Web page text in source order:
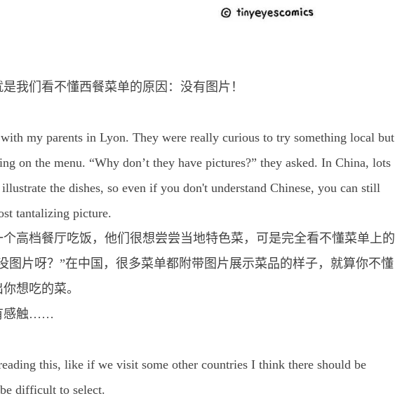
我们看不懂西餐菜单的原因：没有图片！
my parents in Lyon. They were really curious to try something local but
on the menu. “Why don’t they have pictures?” they asked. In China, lots
the dishes, so even if you don't understand Chinese, you can still
tantalizing picture.
高档餐厅吃饭，他们很想尝尝当地特色菜，可是完全看不懂菜单上的
图片呀？”在中国，很多菜单都附带图片展示菜品的样子，就算你不懂
想吃的菜。
感触……
this, like if we visit some other countries I think there should be
difficult to select.